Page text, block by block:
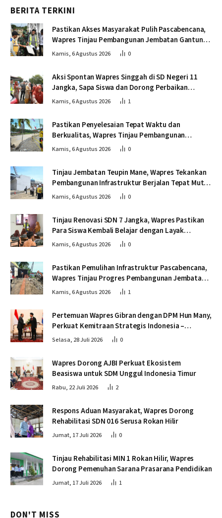
BERITA TERKINI
Pastikan Akses Masyarakat Pulih Pascabencana,
Wapres Tinjau Pembangunan Jembatan Gantung
Kendawi
Kamis, 6 Agustus 2026 0
Aksi Spontan Wapres Singgah di SD Negeri 11
Jangka, Sapa Siswa dan Dorong Perbaikan
Sekolah
Kamis, 6 Agustus 2026 1
Pastikan Penyelesaian Tepat Waktu dan
Berkualitas, Wapres Tinjau Pembangunan
Jembatan Lumut
Kamis, 6 Agustus 2026 0
Tinjau Jembatan Teupin Mane, Wapres Tekankan
Pembangunan Infrastruktur Berjalan Tepat Mutu
dan Tepat Waktu
Kamis, 6 Agustus 2026 0
Tinjau Renovasi SDN 7 Jangka, Wapres Pastikan
Para Siswa Kembali Belajar dengan Layak
Pascabencana
Kamis, 6 Agustus 2026 0
Pastikan Pemulihan Infrastruktur Pascabencana,
Wapres Tinjau Progres Pembangunan Jembatan
Krueng Tingkeum Bireuen
Kamis, 6 Agustus 2026 1
Pertemuan Wapres Gibran dengan DPM Hun Many,
Perkuat Kemitraan Strategis Indonesia –
Kamboja
Selasa, 28 Juli 2026 0
Wapres Dorong AJBI Perkuat Ekosistem
Beasiswa untuk SDM Unggul Indonesia Timur
Rabu, 22 Juli 2026 2
Respons Aduan Masyarakat, Wapres Dorong
Rehabilitasi SDN 016 Serusa Rokan Hilir
Jumat, 17 Juli 2026 0
Tinjau Rehabilitasi MIN 1 Rokan Hilir, Wapres
Dorong Pemenuhan Sarana Prasarana Pendidikan
Jumat, 17 Juli 2026 1
DON'T MISS